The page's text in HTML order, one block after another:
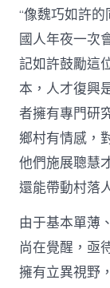
“像魏巧如許
國人年夜一次
記如許鼓勵這
本，人才復興
者擁有專門研
鄉村有情感，
他們施展聰慧
還能帶動村落
由于基本單薄
尚在覺醒，亟
擁有立異視野